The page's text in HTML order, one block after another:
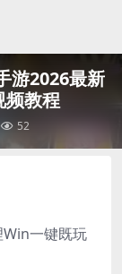
游2026最新
频教程
52
一键既玩